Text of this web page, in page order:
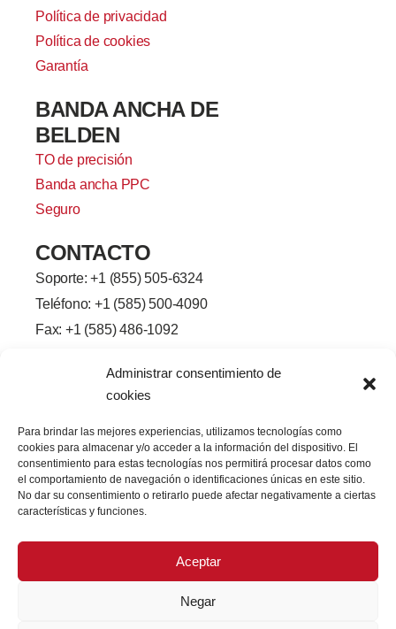
Administrar consentimiento de
cookies
Para brindar las mejores experiencias, utilizamos tecnologías como
cookies para almacenar y/o acceder a la información del dispositivo. El
consentimiento para estas tecnologías nos permitirá procesar datos como
el comportamiento de navegación o identificaciones únicas en este sitio.
No dar su consentimiento o retirarlo puede afectar negativamente a ciertas
características y funciones.
Aceptar
Negar
Política de privacidad
Política de cookies
Garantía
BANDA ANCHA DE
BELDEN
TO de precisión
Banda ancha PPC
Seguro
CONTACTO
Soporte: +1 (855) 505-6324
Teléfono: +1 (585) 500-4090
Fax: +1 (585) 486-1092
Henrietta, 2245
a
c
e
b
o
k
f
i
n
k
e
d
n
o
r
j
e
o
Y
o
u
T
u
b